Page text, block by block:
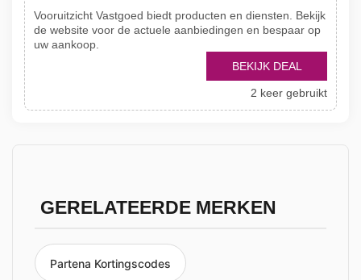
Vooruitzicht Vastgoed biedt producten en diensten. Bekijk
de website voor de actuele aanbiedingen en bespaar op
uw aankoop.
BEKIJK DEAL
2 keer gebruikt
GERELATEERDE MERKEN
Partena Kortingscodes